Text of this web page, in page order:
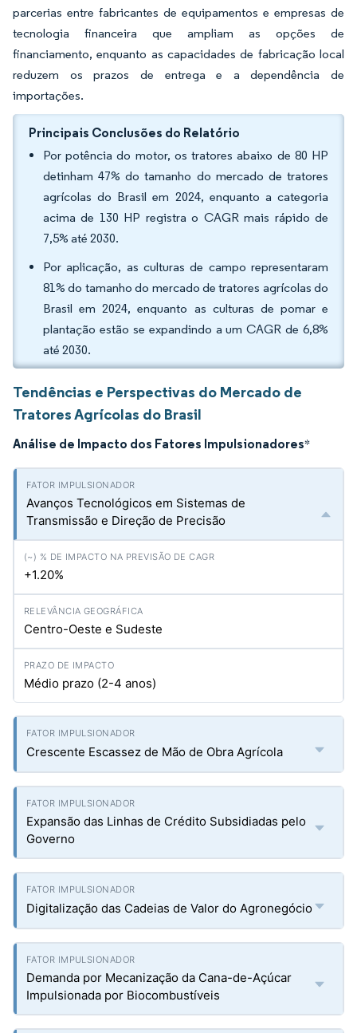
parcerias entre fabricantes de equipamentos e empresas de
tecnologia financeira que ampliam as opções de
financiamento, enquanto as capacidades de fabricação local
reduzem os prazos de entrega e a dependência de
importações.
Principais Conclusões do Relatório
Por potência do motor, os tratores abaixo de 80 HP
detinham 47% do tamanho do mercado de tratores
agrícolas do Brasil em 2024, enquanto a categoria
acima de 130 HP registra o CAGR mais rápido de
7,5% até 2030.
Por aplicação, as culturas de campo representaram
81% do tamanho do mercado de tratores agrícolas do
Brasil em 2024, enquanto as culturas de pomar e
plantação estão se expandindo a um CAGR de 6,8%
até 2030.
Tendências e Perspectivas do Mercado de
Tratores Agrícolas do Brasil
Análise de Impacto dos Fatores Impulsionadores*
Avanços Tecnológicos em Sistemas de
Transmissão e Direção de Precisão
+1.20%
Centro-Oeste e Sudeste
Médio prazo (2-4 anos)
Crescente Escassez de Mão de Obra Agrícola
Expansão das Linhas de Crédito Subsidiadas pelo
Governo
Digitalização das Cadeias de Valor do Agronegócio
Demanda por Mecanização da Cana-de-Açúcar
Impulsionada por Biocombustíveis